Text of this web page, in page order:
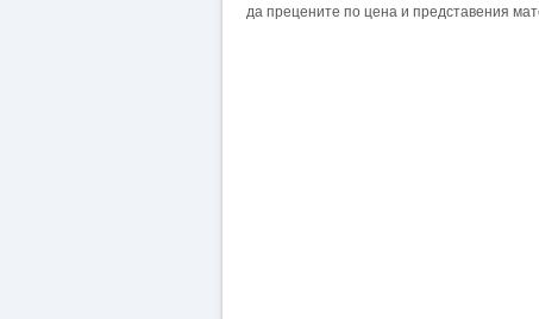
да прецените по цена и представения